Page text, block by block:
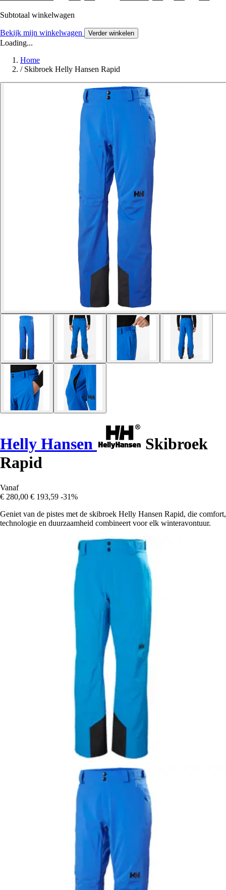
Subtotaal winkelwagen
Bekijk mijn winkelwagen Verder winkelen
Loading...
Home
/ Skibroek Helly Hansen Rapid
Helly Hansen
Skibroek
Rapid
Vanaf
€ 280,00 € 193,59 -31%
Geniet van de pistes met de skibroek Helly Hansen Rapid, die comfort,
technologie en duurzaamheid combineert voor elk winteravontuur.